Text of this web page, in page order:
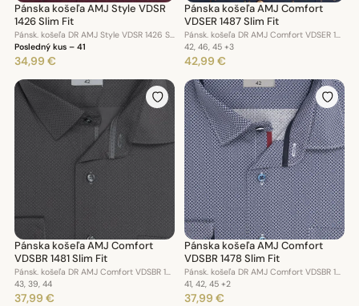
Pánska košeľa AMJ Style VDSR
1426 Slim Fit
Pánsk. košeľa DR AMJ Style VDSR 1426 Slim Fit
Posledný kus – 41
34,99 €
Pánska košeľa AMJ Comfort
VDSER 1487 Slim Fit
Pánsk. košeľa DR AMJ Comfort VDSER 1487 Slim Fit
42, 46, 45 +3
42,99 €
Pánska košeľa AMJ Comfort
VDSBR 1481 Slim Fit
43, 39, 44
37,99 €
Pánska košeľa AMJ Comfort
VDSBR 1478 Slim Fit
41, 42, 45 +2
37,99 €